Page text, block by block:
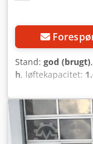
Stand: god (brugt)
h, løftekapacitet:
bygningshøjde:
kilometerstand:
Mærke: CROWN
KUN 3.875 timer